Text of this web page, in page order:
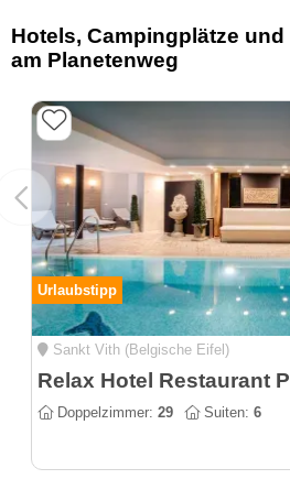
Hotels, Campingplätze
am Planetenweg
Urlaubstipp
Sankt Vith (Belgische Eifel)
Doppelzimmer: 29 Suiten: 6